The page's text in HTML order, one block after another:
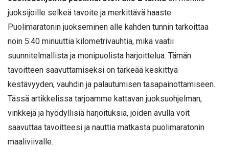
juoksijoille selkeä tavoite ja merkittävä haaste.
Puolimaratonin juokseminen alle kahden tunnin tarkoittaa
noin 5:40 minuuttia kilometrivauhtia, mikä vaatii
suunnitelmallista ja monipuolista harjoittelua. Tämän
tavoitteen saavuttamiseksi on tärkeää keskittyä
kestävyyden, vauhdin ja palautumisen tasapainottamiseen.
Tässä artikkelissa tarjoamme kattavan juoksuohjelman,
vinkkejä ja hyödyllisiä harjoituksia, joiden avulla voit
saavuttaa tavoitteesi ja nauttia matkasta puolimaratonin
maaliviivalle.